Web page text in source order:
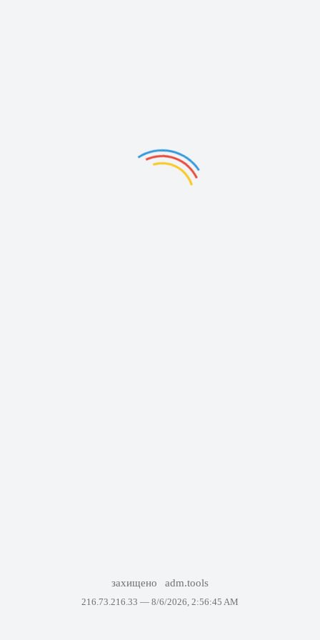
захищено adm.tools
216.73.216.33 — 8/6/2026, 2:56:45 AM